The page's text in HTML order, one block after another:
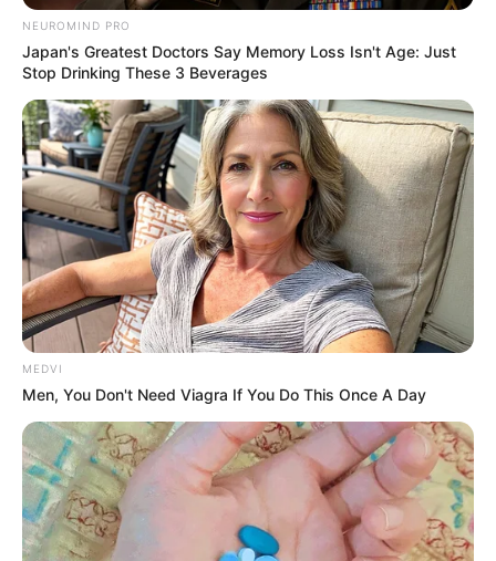
Inaugurado o sistema de energia
solar fotovoltaico da piscina
semiolímpica de Paraguaçu; VEJA
VÍDEO
NEUROMIND PRO
Japan's Greatest Doctors Say Memory Loss Isn't Age: Just
Stop Drinking These 3 Beverages
MEDVI
Men, You Don't Need Viagra If You Do This Once A Day